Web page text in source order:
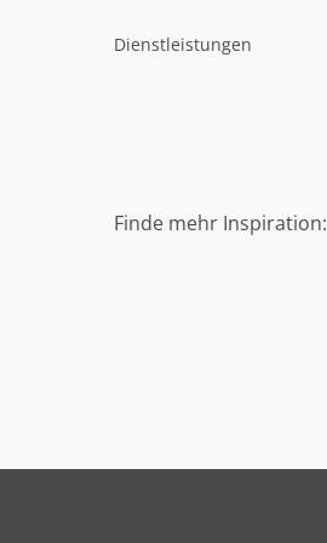
Dienstleistungen
Finde mehr Inspiration: